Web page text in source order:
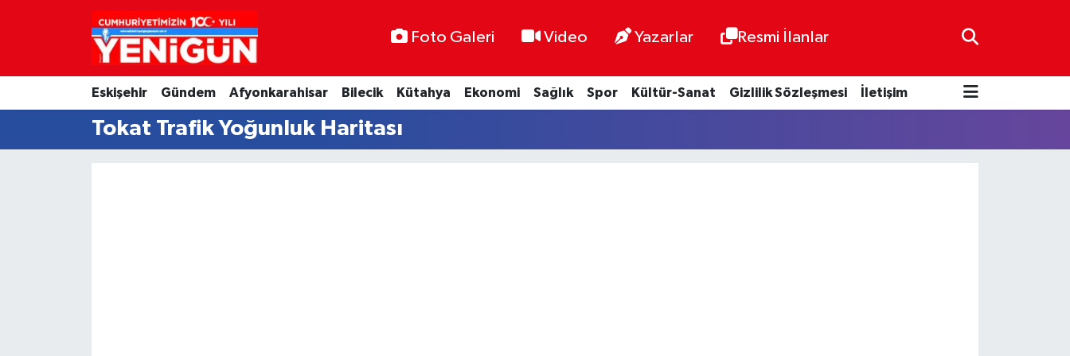
Foto Galeri Video Yazarlar Resmi İlanlar
Eskişehir Gündem Afyonkarahisar Bilecik Kütahya Ekonomi Sağlık Spor Kültür-Sanat Gizlilik Sözleşmesi İletişim
Tokat Trafik Yoğunluk Haritası
Nöbetçi Eczaneler
Hava Durumu